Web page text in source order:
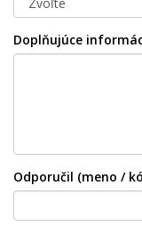
Doplňujúce
Odporučil (meno /